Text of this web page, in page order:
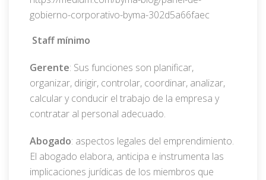
gobierno-corporativo-byma-302d5a66faec
Staff mínimo
Gerente: Sus funciones son planificar,
organizar, dirigir, controlar, coordinar, analizar,
calcular y conducir el trabajo de la empresa y
contratar al personal adecuado.
Abogado: aspectos legales del emprendimiento.
El abogado elabora, anticipa e instrumenta las
implicaciones jurídicas de los miembros que